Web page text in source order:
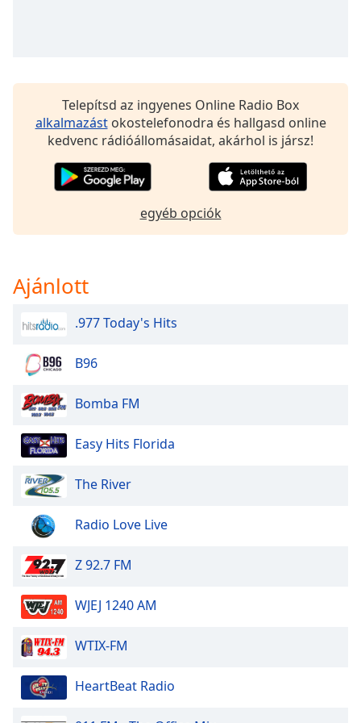
Background
Color
Opacity
Caption
Area
Background
Color
Opacity
Font
Size
Text
Edge
Telepítsd az ingyenes Online Radio Box
alkalmazástokostelefonodra és hallgasd online
kedvenc rádióállomásaidat, akárhol is jársz!
egyéb opciók
Ajánlott
.977 Today's Hits
B96
Bomba FM
Easy Hits Florida
The River
Radio Love Live
Z 92.7 FM
WJEJ 1240 AM
WTIX-FM
HeartBeat Radio